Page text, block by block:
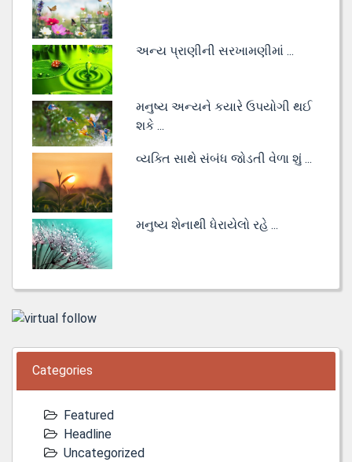
અન્ય પ્રાણીની સરખામણીમાં ...
મનુષ્ય અન્યને કયારે ઉપયોગી થઈ
શકે ...
વ્યક્તિ સાથે સંબંધ જોડતી વેળા શું ...
મનુષ્ય શેનાથી ધેરાયેલો રહે ...
Categories
Featured
Headline
Uncategorized